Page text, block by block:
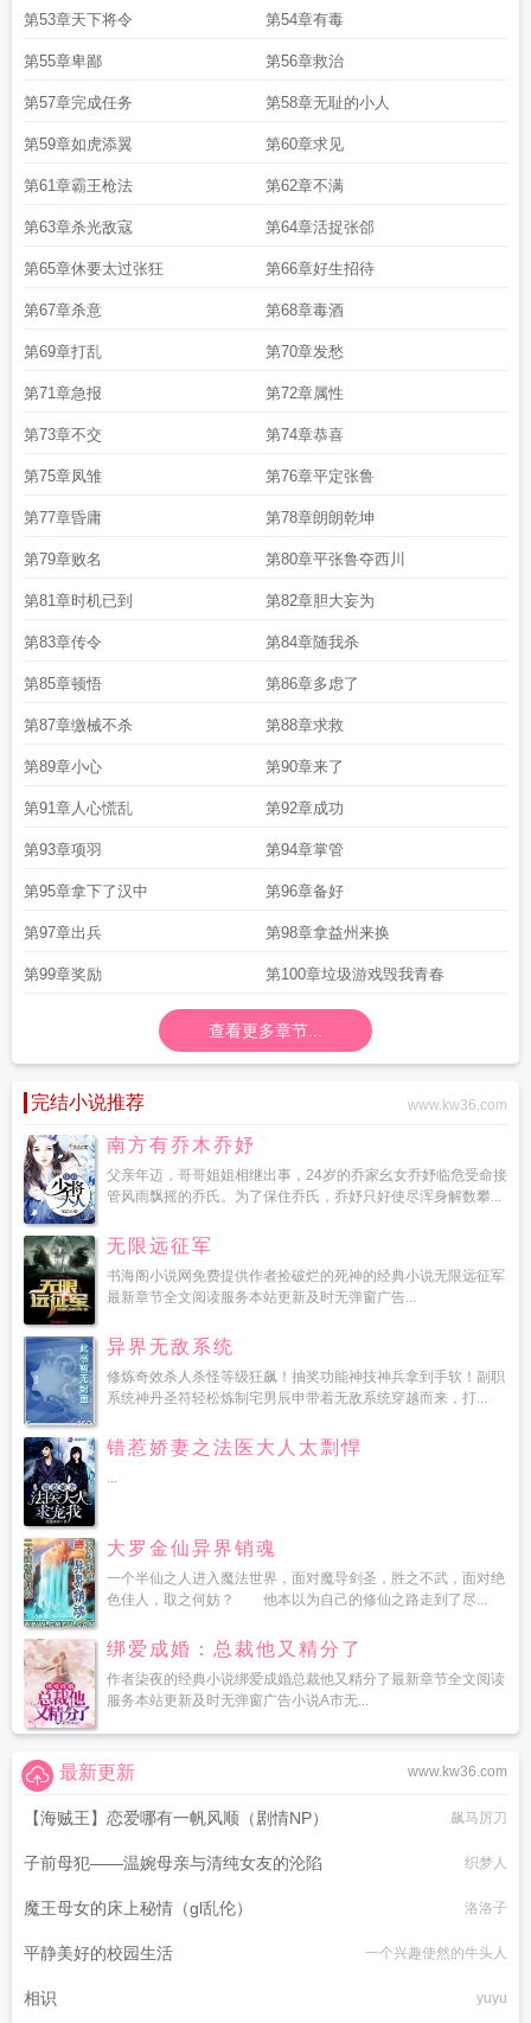
第53章天下将令 第54章有毒
第55章卑鄙 第56章救治
第57章完成任务 第58章无耻的小人
第59章如虎添翼 第60章求见
第61章霸王枪法 第62章不满
第63章杀光敌寇 第64章活捉张郃
第65章休要太过张狂 第66章好生招待
第67章杀意 第68章毒酒
第69章打乱 第70章发愁
第71章急报 第72章属性
第73章不交 第74章恭喜
第75章凤雏 第76章平定张鲁
第77章昏庸 第78章朗朗乾坤
第79章败名 第80章平张鲁夺西川
第81章时机已到 第82章胆大妄为
第83章传令 第84章随我杀
第85章顿悟 第86章多虑了
第87章缴械不杀 第88章求救
第89章小心 第90章来了
第91章人心慌乱 第92章成功
第93章项羽 第94章掌管
第95章拿下了汉中 第96章备好
第97章出兵 第98章拿益州来换
第99章奖励 第100章垃圾游戏毁我青春
查看更多章节...
完结小说推荐 www.kw36.com
南方有乔木乔妤
父亲年迈，哥哥姐姐相继出事，24岁的乔家幺女乔妤临危受命接
管风雨飘摇的乔氏。为了保住乔氏，乔妤只好使尽浑身解数攀...
无限远征军
书海阁小说网免费提供作者捡破烂的死神的经典小说无限远征军
最新章节全文阅读服务本站更新及时无弹窗广告...
异界无敌系统
修炼奇效杀人杀怪等级狂飙！抽奖功能神技神兵拿到手软！副职
系统神丹圣符轻松炼制宅男辰申带着无敌系统穿越而来，打...
错惹娇妻之法医大人太剽悍
...
大罗金仙异界销魂
一个半仙之人进入魔法世界，面对魔导剑圣，胜之不武，面对绝
色佳人，取之何妨？ 他本以为自己的修仙之路走到了尽...
绑爱成婚：总裁他又精分了
作者柒夜的经典小说绑爱成婚总裁他又精分了最新章节全文阅读
服务本站更新及时无弹窗广告小说A市无...
www.kw36.com
最新更新
【海贼王】恋爱哪有一帆风顺（剧情NP） 飙马厉刀
子前母犯——温婉母亲与清纯女友的沦陷 织梦人
魔王母女的床上秘情（gl乱伦） 洛洛子
平静美好的校园生活 一个兴趣使然的牛头人
相识 yuyu